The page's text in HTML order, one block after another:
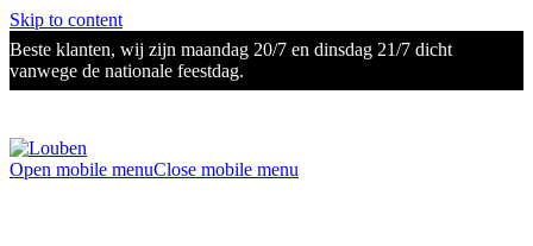
Skip to content
Beste klanten, wij zijn maandag 20/7 en dinsdag 21/7 dicht
vanwege de nationale feestdag.
Open mobile menuClose mobile menu